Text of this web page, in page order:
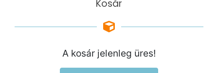
Kosár
A kosár jelenleg üres!